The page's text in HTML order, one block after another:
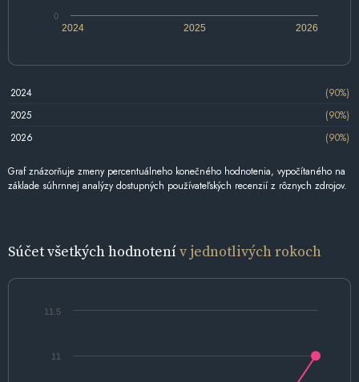
2024 2025 2026
0
2024
(90%)
2025
(90%)
2026
(90%)
Graf znázorňuje zmeny percentuálneho konečného hodnotenia, vypočítaného na
základe súhrnnej analýzy dostupných používateľských recenzií z rôznych zdrojov.
Súčet všetkých hodnotenív jednotlivých rokoch
11
11.5